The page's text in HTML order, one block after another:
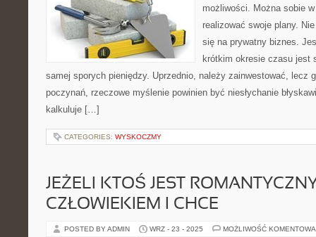
możliwości. Można sobie
realizować swoje plany.
się na prywatny biznes.
krótkim okresie czasu jest
samej sporych pieniędzy. Uprzednio, należy zainwestować, lecz
poczynań, rzeczowe myślenie powinien być niesłychanie
kalkuluje […]
CATEGORIES: WYSKOCZMY
JEŻELI KTOŚ JEST
CZŁOWIEKIEM I CHCE
POSTED BY ADMIN WRZ - 23 - 2025 MOŻLIWOŚĆ